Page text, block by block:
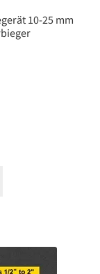
10-25 mm